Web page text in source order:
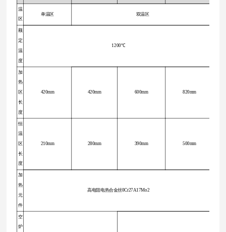
温
区
单温区 双温区
额
定
温
度
1200℃
加
热
区
长
度
420mm 420mm 600mm 820mm
恒
温
区
长
度
210mm 280mm 390mm 500mm
加
热
元
件
高电阻电热合金丝0Cr27A17Mo2
空
炉